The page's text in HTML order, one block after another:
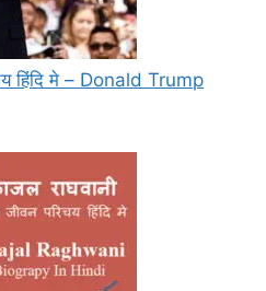
हिंदि मे – Donald Trump